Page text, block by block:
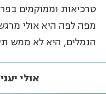
טרכיאות וממוקמים
מפה לפה היא אולי
הנמלים, היא לא ממש
אולי